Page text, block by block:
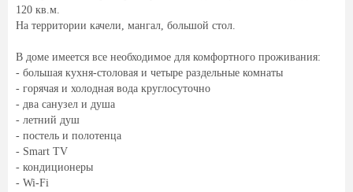
120 кв.м.
На территории качели, мангал, большой стол.
В доме имеется все необходимое для комфортного проживания:
- большая кухня-столовая и четыре раздельные комнаты
- горячая и холодная вода круглосуточно
- два санузел и душа
- летний душ
- постель и полотенца
- Smart TV
- кондиционеры
- Wi-Fi